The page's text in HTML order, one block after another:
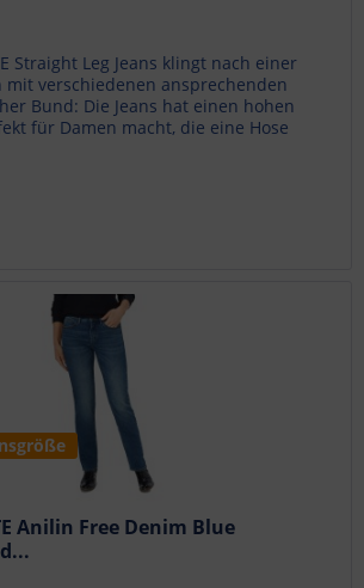
Straight Leg Jeans klingt nach einer
mit verschiedenen ansprechenden
Bund: Die Jeans hat einen hohen
für Damen macht, die eine Hose
Anilin Free Denim Blue